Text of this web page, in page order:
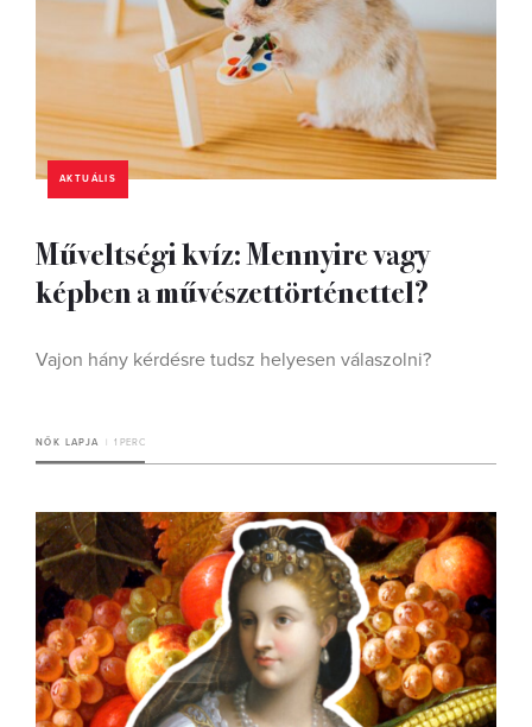
AKTUÁLIS
Műveltségi kvíz: Mennyire vagy
képben a művészettörténettel?
Vajon hány kérdésre tudsz helyesen válaszolni?
NŐK LAPJA 1 PERC